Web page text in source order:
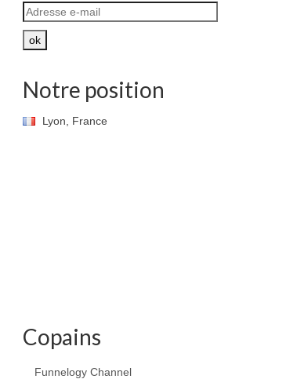
Adresse
e-
mail
ok
Notre position
Lyon, France
Copains
Funnelogy Channel